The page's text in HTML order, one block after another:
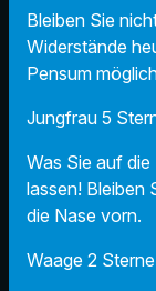
Bleiben Sie
Widerstände
Pensum
Jungfrau 5
Was Sie auf
lassen! Bleiben
die Nase vorn.
Waage 2 Sterne